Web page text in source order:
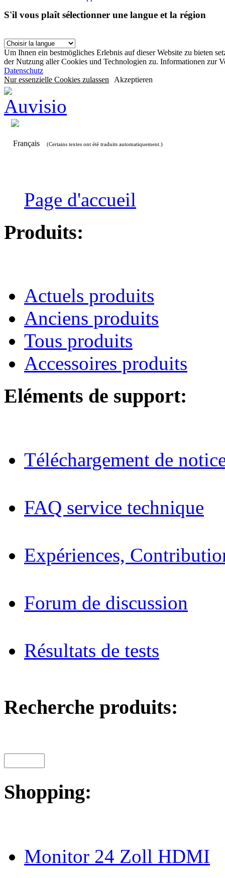
S'il vous plaît sélectionner une langue et la région
Um Ihnen ein bestmögliches Erlebnis auf dieser Website zu bieten
der Nutzung aller Cookies und Technologien zu. Informationen zur
Datenschutz
Nur essenzielle Cookies zulassen Akzeptieren
Français (Certains textes ont été traduits automatiquement.)
Page d'accueil
Produits:
Actuels produits
Anciens produits
Tous produits
Accessoires produits
Eléments de support:
Téléchargement de
FAQ service technique
Expériences,
Forum de discussion
Résultats de tests
Recherche produits:
Shopping:
Monitor 24 Zoll HDMI